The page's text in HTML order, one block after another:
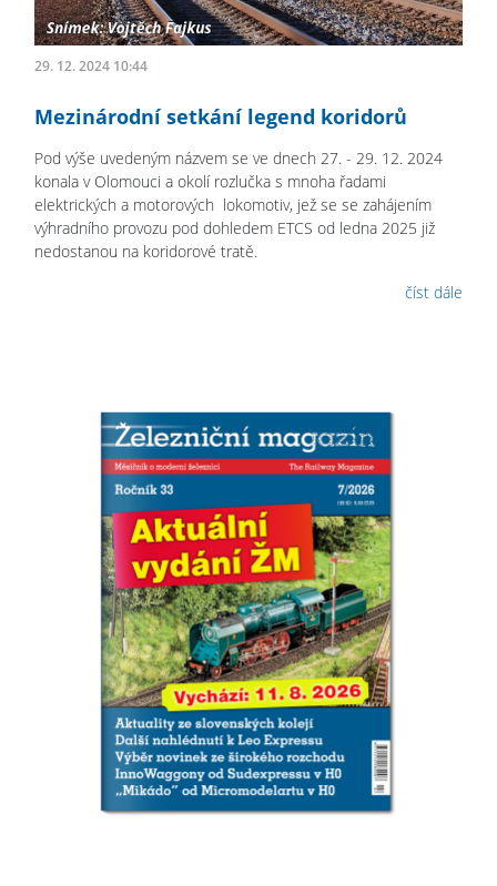
29. 12. 2024 10:44
Mezinárodní setkání legend koridorů
Pod výše uvedeným názvem se ve dnech 27. - 29. 12. 2024
konala v Olomouci a okolí rozlučka s mnoha řadami
elektrických a motorových lokomotiv, jež se se zahájením
výhradního provozu pod dohledem ETCS od ledna 2025 již
nedostanou na koridorové tratě.
číst dále